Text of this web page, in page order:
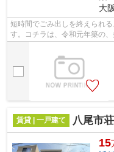
大
短時間でごみ出しを終えられ
す。コチラは、令和元年築の
賃貸 | 一戸建て 八尾市
15